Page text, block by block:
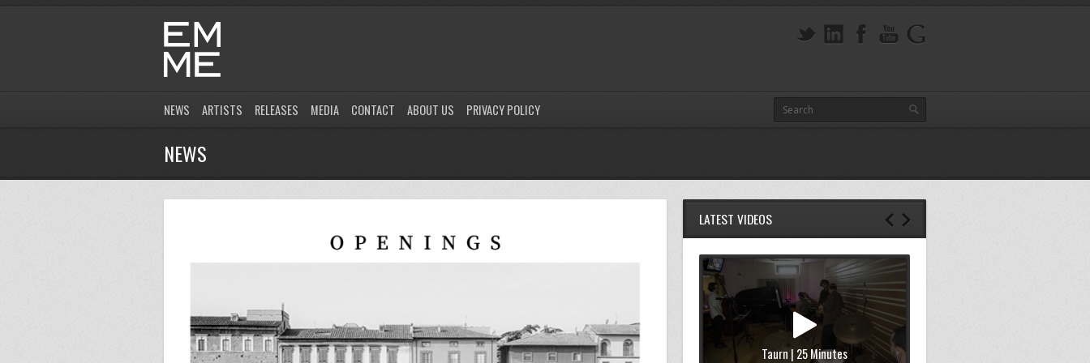
NEWS ARTISTS RELEASES MEDIA CONTACT ABOUT US PRIVACY POLICY
NEWS
LATEST VIDEOS
Taurn | 25 Minutes